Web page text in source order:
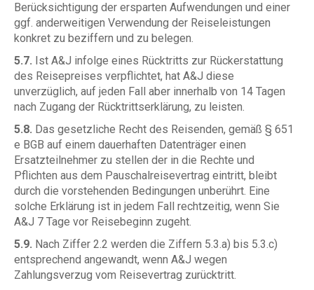
Berücksichtigung der ersparten Aufwendungen und einer
ggf. anderweitigen Verwendung der Reiseleistungen
konkret zu beziffern und zu belegen.
5.7. Ist A&J infolge eines Rücktritts zur Rückerstattung
des Reisepreises verpflichtet, hat A&J diese
unverzüglich, auf jeden Fall aber innerhalb von 14 Tagen
nach Zugang der Rücktrittserklärung, zu leisten.
5.8. Das gesetzliche Recht des Reisenden, gemäß § 651
e BGB auf einem dauerhaften Datenträger einen
Ersatzteilnehmer zu stellen der in die Rechte und
Pflichten aus dem Pauschalreisevertrag eintritt, bleibt
durch die vorstehenden Bedingungen unberührt. Eine
solche Erklärung ist in jedem Fall rechtzeitig, wenn Sie
A&J 7 Tage vor Reisebeginn zugeht.
5.9. Nach Ziffer 2.2 werden die Ziffern 5.3.a) bis 5.3.c)
entsprechend angewandt, wenn A&J wegen
Zahlungsverzug vom Reisevertrag zurücktritt.